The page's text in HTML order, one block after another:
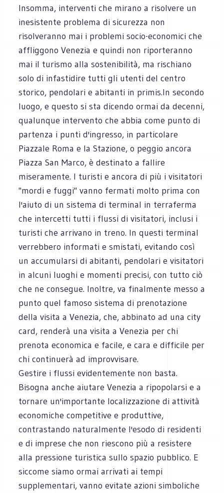
Insomma, interventi che mirano a risolvere un
inesistente problema di sicurezza non
risolveranno mai i problemi socio-economici che
affliggono Venezia e quindi non riporteranno
mai il turismo alla sostenibilità, ma rischiano
solo di infastidire tutti gli utenti del centro
storico, pendolari e abitanti in primis.In secondo
luogo, e questo si sta dicendo ormai da decenni,
qualunque intervento che abbia come punto di
partenza i punti d'ingresso, in particolare
Piazzale Roma e la Stazione, o peggio ancora
Piazza San Marco, è destinato a fallire
miseramente. I turisti e ancora di più i visitatori
"mordi e fuggi" vanno fermati molto prima con
l'aiuto di un sistema di terminal in terraferma
che intercetti tutti i flussi di visitatori, inclusi i
turisti che arrivano in treno. In questi terminal
verrebbero informati e smistati, evitando così
un accumularsi di abitanti, pendolari e visitatori
in alcuni luoghi e momenti precisi, con tutto ciò
che ne consegue. Inoltre, va finalmente messo a
punto quel famoso sistema di prenotazione
della visita a Venezia, che, abbinato ad una city
card, renderà una visita a Venezia per chi
prenota economica e facile, e cara e difficile per
chi continuerà ad improvvisare.
Gestire i flussi evidentemente non basta.
Bisogna anche aiutare Venezia a ripopolarsi e a
tornare un'importante localizzazione di attività
economiche competitive e produttive,
contrastando naturalmente l'esodo di residenti
e di imprese che non riescono più a resistere
alla pressione turistica sullo spazio pubblico. E
siccome siamo ormai arrivati ai tempi
supplementari, vanno evitate azioni simboliche